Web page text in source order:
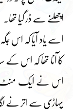
اچھلنے سے ڈر گیا تھا۔
اسے یاد آیا کہ اس
کا آنا تھا کہ اس کے
اس نے ایک منٹ تک
پہاڑی سے اتر نے